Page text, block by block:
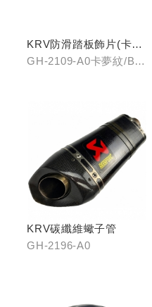
KRV防滑踏板飾片(卡夢
紋/金屬髮絲)
GH-2109-A0卡夢紋/B0
KRV碳纖維蠍子管
GH-2196-A0